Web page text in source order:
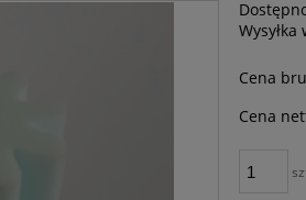
Wysyłka
Cena
Cena